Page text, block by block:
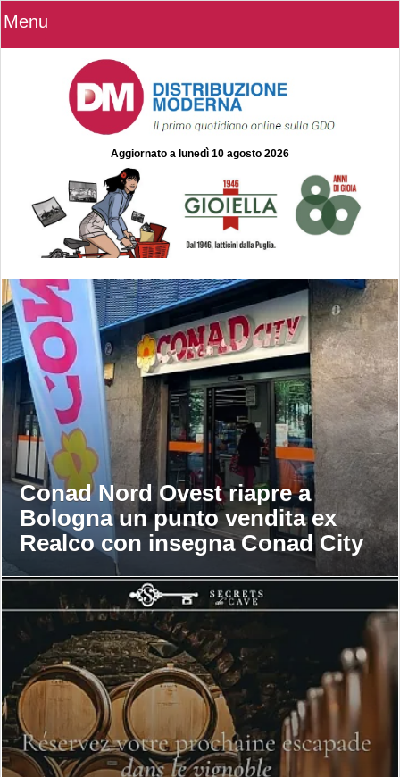
Menu
Aggiornato a lunedì 10 agosto 2026
Conad Nord Ovest riapre a
Bologna un punto vendita ex
Realco con insegna Conad City